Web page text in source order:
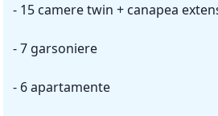
- 15 camere twin + canapea
- 7 garsoniere
- 6 apartamente